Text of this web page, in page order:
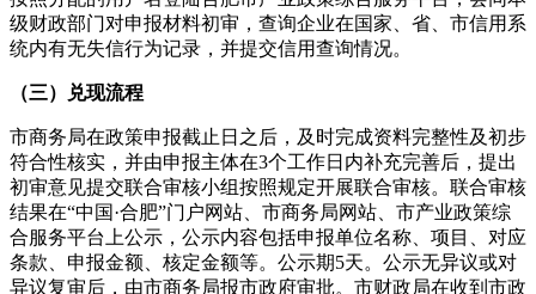
级财政部门对申报材料初审，查询企业在国家、省、市信用系
统内有无失信行为记录，并提交信用查询情况。
（三）兑现流程
市商务局在政策申报截止日之后，及时完成资料完整性及初步
符合性核实，并由申报主体在3个工作日内补充完善后，提出
初审意见提交联合审核小组按照规定开展联合审核。联合审核
结果在“中国·合肥”门户网站、市商务局网站、市产业政策综
合服务平台上公示，公示内容包括申报单位名称、项目、对应
条款、申报金额、核定金额等。公示期5天。公示无异议或对
异议复审后，由市商务局报市政府审批。市财政局在收到市政